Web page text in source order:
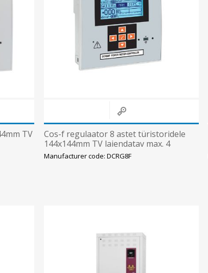
TV
Cos-f regulaator 8 astet türistoridele
144x144mm TV laiendatav max. 4
moodut IP54
Manufacturer code: DCRG8F